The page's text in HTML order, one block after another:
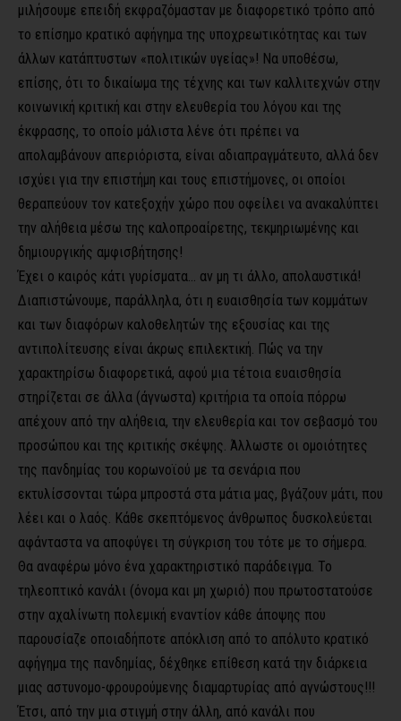
μιλήσουμε επειδή εκφραζόμασταν με διαφορετικό τρόπο από
το επίσημο κρατικό αφήγημα της υποχρεωτικότητας και των
άλλων κατάπτυστων «πολιτικών υγείας»! Να υποθέσω,
επίσης, ότι το δικαίωμα της τέχνης και των καλλιτεχνών στην
κοινωνική κριτική και στην ελευθερία του λόγου και της
έκφρασης, το οποίο μάλιστα λένε ότι πρέπει να
απολαμβάνουν απεριόριστα, είναι αδιαπραγμάτευτο, αλλά δεν
ισχύει για την επιστήμη και τους επιστήμονες, οι οποίοι
θεραπεύουν τον κατεξοχήν χώρο που οφείλει να ανακαλύπτει
την αλήθεια μέσω της καλοπροαίρετης, τεκμηριωμένης και
δημιουργικής αμφισβήτησης!
Έχει ο καιρός κάτι γυρίσματα… αν μη τι άλλο, απολαυστικά!
Διαπιστώνουμε, παράλληλα, ότι η ευαισθησία των κομμάτων
και των διαφόρων καλοθελητών της εξουσίας και της
αντιπολίτευσης είναι άκρως επιλεκτική. Πώς να την
χαρακτηρίσω διαφορετικά, αφού μια τέτοια ευαισθησία
στηρίζεται σε άλλα (άγνωστα) κριτήρια τα οποία πόρρω
απέχουν από την αλήθεια, την ελευθερία και τον σεβασμό του
προσώπου και της κριτικής σκέψης. Άλλωστε οι ομοιότητες
της πανδημίας του κορωνοϊού με τα σενάρια που
εκτυλίσσονται τώρα μπροστά στα μάτια μας, βγάζουν μάτι, που
λέει και ο λαός. Κάθε σκεπτόμενος άνθρωπος δυσκολεύεται
αφάνταστα να αποφύγει τη σύγκριση του τότε με το σήμερα.
Θα αναφέρω μόνο ένα χαρακτηριστικό παράδειγμα. Το
τηλεοπτικό κανάλι (όνομα και μη χωριό) που πρωτοστατούσε
στην αχαλίνωτη πολεμική εναντίον κάθε άποψης που
παρουσίαζε οποιαδήποτε απόκλιση από το απόλυτο κρατικό
αφήγημα της πανδημίας, δέχθηκε επίθεση κατά την διάρκεια
μιας αστυνομο-φρουρούμενης διαμαρτυρίας από αγνώστους!!!
Έτσι, από την μια στιγμή στην άλλη, από κανάλι που